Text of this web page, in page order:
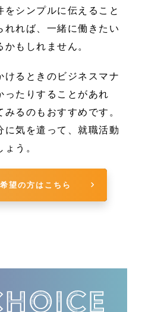
シンプルに伝えること
れれば、一緒に働きたい
もしれません。
けるときのビジネスマナ
ったりすることがあれ
るのもおすすめです。
に気を遣って、就職活動
う。
望の方はこちら